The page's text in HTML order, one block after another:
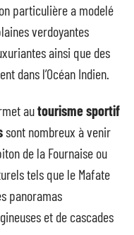
particulière a modelé
verdoyantes
ainsi que des
dans l’Océan Indien.
autourisme sportif
sont nombreux à venir
de la Fournaise ou
tels que le Mafate
panoramas
et de cascades